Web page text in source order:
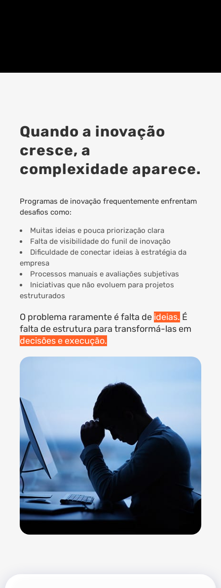
Quando a inovação
cresce, a
complexidade aparece.
Programas de inovação frequentemente enfrentam
desafios como:
Muitas ideias e pouca priorização clara
Falta de visibilidade do funil de inovação
Dificuldade de conectar ideias à estratégia da
empresa
Processos manuais e avaliações subjetivas
Iniciativas que não evoluem para projetos
estruturados
O problema raramente é falta de ideias. É
falta de estrutura para transformá-las em
decisões e execução.